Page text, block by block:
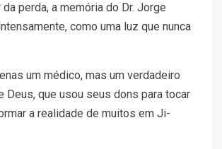
da perda, a memória do Dr. Jorge
como uma luz que nunca
um médico, mas um verdadeiro
Deus, que usou seus dons para tocar
a realidade de muitos em Ji-